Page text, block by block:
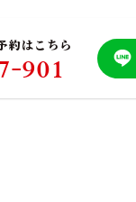
約はこちら
901